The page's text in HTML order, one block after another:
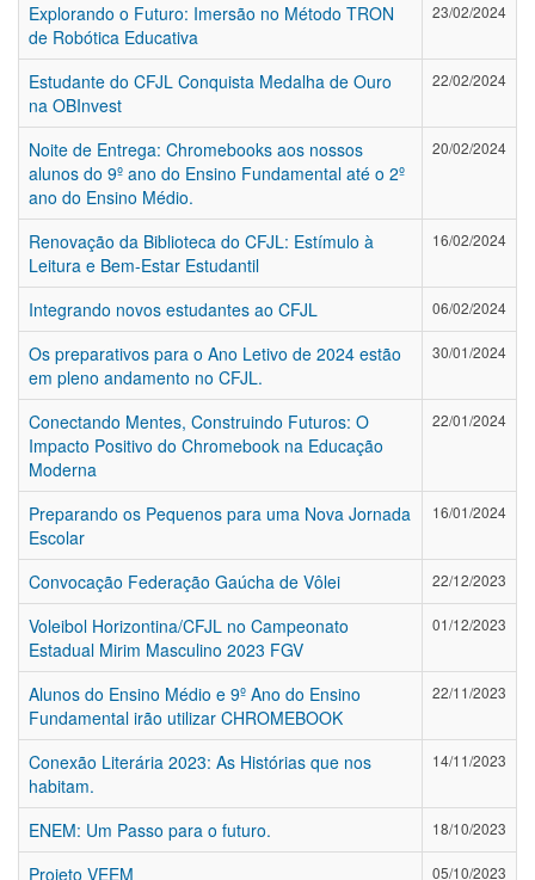
Explorando o Futuro: Imersão no Método TRON
de Robótica Educativa
23/02/2024
Estudante do CFJL Conquista Medalha de Ouro
na OBInvest
22/02/2024
Noite de Entrega: Chromebooks aos nossos
alunos do 9º ano do Ensino Fundamental até o 2º
ano do Ensino Médio.
20/02/2024
Renovação da Biblioteca do CFJL: Estímulo à
Leitura e Bem-Estar Estudantil
16/02/2024
Integrando novos estudantes ao CFJL 06/02/2024
Os preparativos para o Ano Letivo de 2024 estão
em pleno andamento no CFJL.
30/01/2024
Conectando Mentes, Construindo Futuros: O
Impacto Positivo do Chromebook na Educação
Moderna
22/01/2024
Preparando os Pequenos para uma Nova Jornada
Escolar
16/01/2024
Convocação Federação Gaúcha de Vôlei 22/12/2023
Voleibol Horizontina/CFJL no Campeonato
Estadual Mirim Masculino 2023 FGV
01/12/2023
Alunos do Ensino Médio e 9º Ano do Ensino
Fundamental irão utilizar CHROMEBOOK
22/11/2023
Conexão Literária 2023: As Histórias que nos
habitam.
14/11/2023
ENEM: Um Passo para o futuro. 18/10/2023
Projeto VEEM 05/10/2023